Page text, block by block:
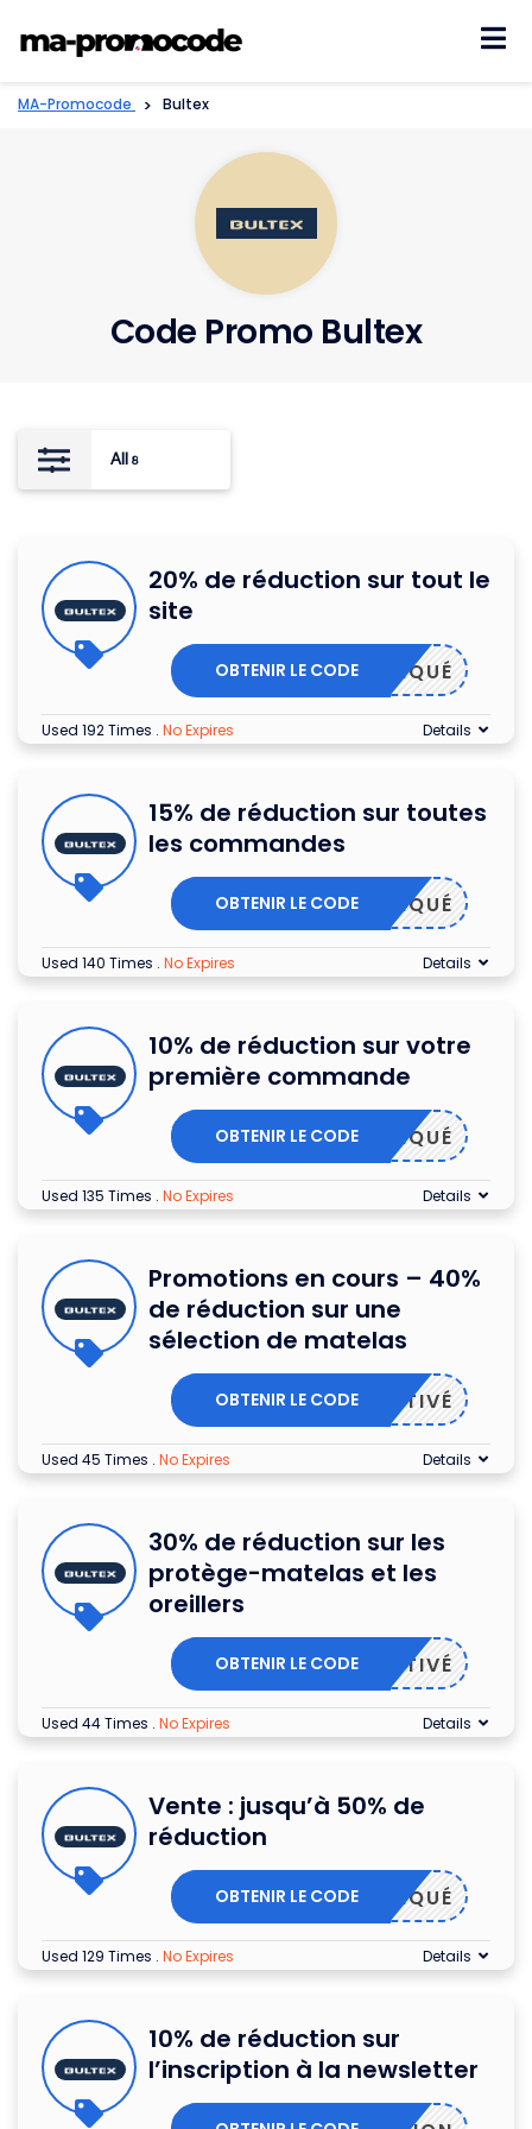
MA-Promocode > Bultex
Code Promo Bultex
All 8
20% de réduction sur tout le
site
PPLIQUÉ
OBTENIR LE CODE
Used 192 Times . No Expires Details
15% de réduction sur toutes
les commandes
PPLIQUÉ
OBTENIR LE CODE
Used 140 Times . No Expires Details
10% de réduction sur votre
première commande
PPLIQUÉ
OBTENIR LE CODE
Used 135 Times . No Expires Details
Promotions en cours – 40%
de réduction sur une
sélection de matelas
ACTIVÉ
OBTENIR LE CODE
Used 45 Times . No Expires Details
30% de réduction sur les
protège-matelas et les
oreillers
ACTIVÉ
OBTENIR LE CODE
Used 44 Times . No Expires Details
Vente : jusqu’à 50% de
réduction
PPLIQUÉ
OBTENIR LE CODE
Used 129 Times . No Expires Details
10% de réduction sur
l’inscription à la newsletter